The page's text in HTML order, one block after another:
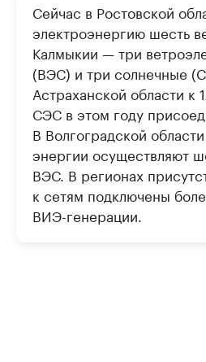
Сейчас в Ростовской
электроэнергию шесть
Калмыкии — три
(ВЭС) и три солнечные
Астраханской области к
СЭС в этом году
В Волгоградской
энергии осуществляют
ВЭС. В регионах
к сетям подключены
ВИЭ-генерации.